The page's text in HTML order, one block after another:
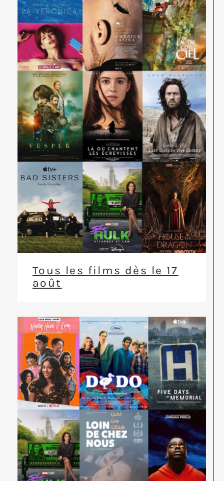
Tous les films dès le 17
août